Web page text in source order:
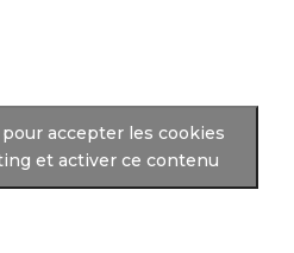
accepter les cookies
et activer ce contenu